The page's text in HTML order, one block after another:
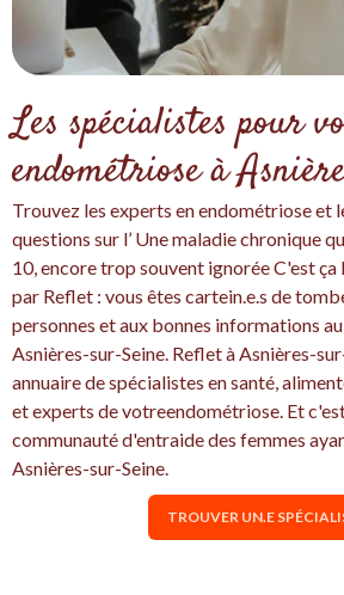
Les spécialistes pour
endométriose à
Trouvez les experts en endométriose et
questions sur l’ Une maladie chronique
10, encore trop souvent ignorée C'est ça
par Reflet : vous êtes cartein.e.s de
personnes et aux bonnes informations
Asnières-sur-Seine. Reflet à Asnières-
annuaire de spécialistes en santé,
et experts de votreendométriose. Et
communauté d'entraide des femmes
Asnières-sur-Seine.
TROUVER UN.E